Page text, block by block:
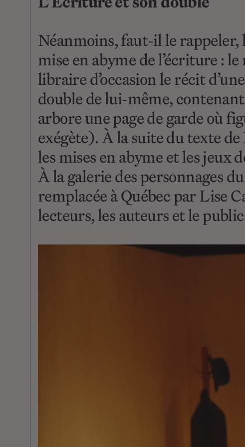
Néanmoins, faut-il le
mise en abyme de l’écriture :
libraire d’occasion le récit
double de lui-même,
arbore une page de garde où
exégète). À la suite du texte
les mises en abyme et les jeux
À la galerie des personnages
remplacée à Québec par Lise
lecteurs, les auteurs et le